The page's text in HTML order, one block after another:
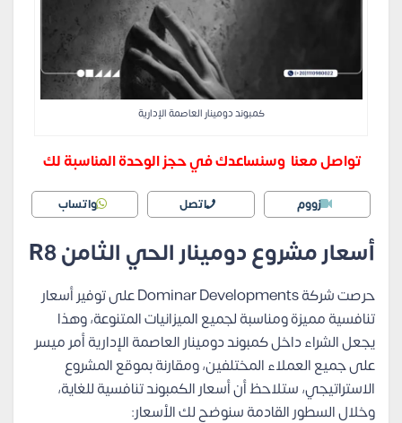
كمبوند دومينار العاصمة الإدارية
تواصل معنا وسنساعدك في حجز الوحدة المناسبة لك
زووم اتصل واتساب
أسعار مشروع دومينار الحي الثامن R8
حرصت شركة Dominar Developments على توفير أسعار
تنافسية مميزة ومناسبة لجميع الميزانيات المتنوعة، وهذا
يجعل الشراء داخل كمبوند دومينار العاصمة الإدارية أمر ميسر
على جميع العملاء المختلفين، ومقارنة بموقع المشروع
الاستراتيجي، ستلاحظ أن أسعار الكمبوند تنافسية للغاية،
وخلال السطور القادمة سنوضح لك الأسعار: